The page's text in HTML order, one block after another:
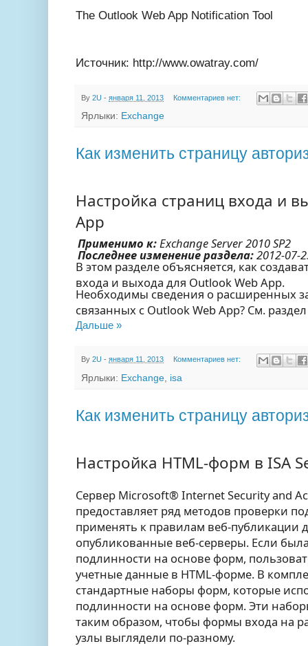
The Outlook Web App Notification Tool
Источник: http://www.owatray.com/
By 2U - января 11, 2013 Комментариев нет:
Ярлыки: Exchange
Как изменить страницу
Настройка страниц входа и
App
Применимо к:Exchange Server 2010 SP2
Последнее изменение раздела:2012-07-
В этом разделе объясняется, как
входа и выхода для Outlook Web App.
Необходимы сведения о расширенных
связанных с Outlook Web App? См.
Дальше »
By 2U - января 11, 2013 Комментариев нет:
Ярлыки: Exchange isa
Как изменить страницу
Настройка HTML-форм в ISA
Сервер Microsoft® Internet Security and
предоставляет ряд методов проверки
применять к правилам веб-
опубликованные веб-серверы. Если
подлинности на основе форм,
учетные данные в HTML-форме. В
стандартные наборы форм, которые
подлинности на основе форм. Эти
таким образом, чтобы формы входа на
узлы выглядели по-разному.